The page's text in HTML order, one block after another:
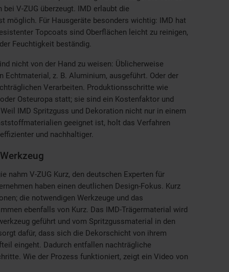
V-ZUG überzeugt. IMD erlaubt die
Für Hausgeräte besonders wichtig: IMD hat
Topcoats sind Oberflächen leicht zu reinigen,
Feuchtigkeit beständig.
nicht von der Hand zu weisen: Üblicherweise
z. B. Aluminium, ausgeführt. Oder der
Verarbeiten. Produktionsschritte wie
Osteuropa statt; sie sind ein Kostenfaktor und
IMD Spritzguss und Dekoration nicht nur in einem
geeignet ist, holt das Verfahren
und nachhaltiger.
nahm V-ZUG Kurz, den deutschen Experten für
haben einen deutlichen Design-Fokus. Kurz
die notwendigen Werkzeuge und das
ebenfalls von Kurz. Das IMD-Trägermaterial wird
geführt und vom Spritzgussmaterial in den
dafür, dass sich die Dekorschicht von ihrem
eingeht. Dadurch entfallen nachträgliche
Wie der Prozess funktioniert, zeigt ein Video von